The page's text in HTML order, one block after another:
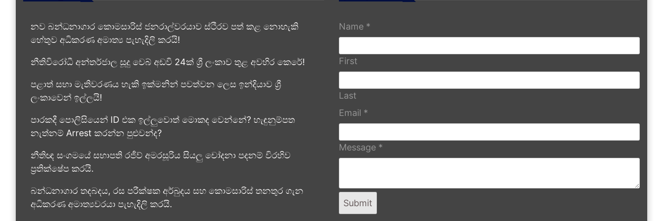
නව බන්ධනාගාර කොමසාරිස් ජනරාල්වරයාව ස්ථිරව පත් කළ නොහැකි
හේතුව අධිකරණ අමාත්‍ය පැහැදිලි කරයි!
නීතිවිරෝධී අන්තර්ජාල සූදු වෙබ් අඩවි 24ක් ශ්‍රී ලංකාව තුළ අවහිර කෙරේ!
පළාත් සභා මැතිවරණය හැකි ඉක්මනින් පවත්වන ලෙස ඉන්දියාව ශ්‍රී
ලංකාවෙන් ඉල්ලයි!
පාරකදී පොලිසියෙන් ID එක ඉල්ලුවොත් මොකද වෙන්නේ? හැඳුනුම්පත
නැත්නම් Arrest කරන්න පුළුවන්ද?
නීතිඥ සංගමයේ සභාපති රජීව් අමරසූරිය සියලු චෝදනා පදනම් විරහිව
ප්‍රතික්ෂේප කරයි.
බන්ධනාගාර තදබදය, රස පරීක්ෂක අර්බුදය සහ කොමසාරිස් තනතුර ගැන
අධිකරණ අමාත්‍යවරයා පැහැදිලි කරයි.
Name *
First
Last
Email *
Message *
Submit